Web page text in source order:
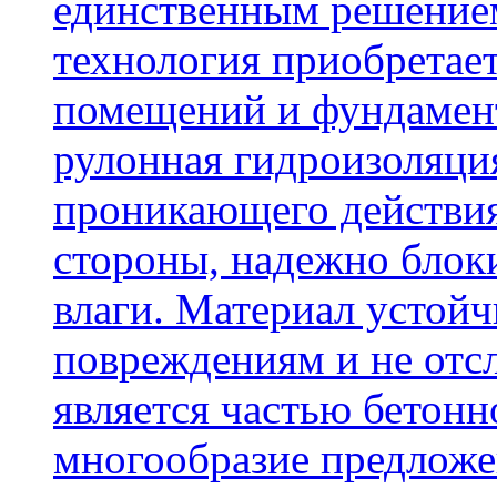
единственным
технология
помещений и
рулонная
проникающего
стороны, надежно
влаги. Материал
повреждениям и не
является частью
многообразие